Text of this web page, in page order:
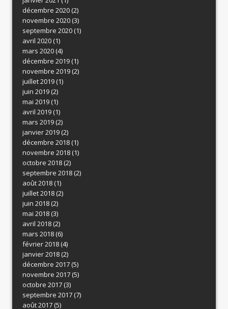
décembre 2020(2)
novembre 2020(3)
septembre 2020(1)
avril 2020(1)
mars 2020(4)
décembre 2019(1)
novembre 2019(2)
juillet 2019(1)
juin 2019(2)
mai 2019(1)
avril 2019(1)
mars 2019(2)
janvier 2019(2)
décembre 2018(1)
novembre 2018(1)
octobre 2018(2)
septembre 2018(2)
août 2018(1)
juillet 2018(2)
juin 2018(2)
mai 2018(3)
avril 2018(2)
mars 2018(6)
février 2018(4)
janvier 2018(2)
décembre 2017(5)
novembre 2017(5)
octobre 2017(3)
septembre 2017(7)
août 2017(5)